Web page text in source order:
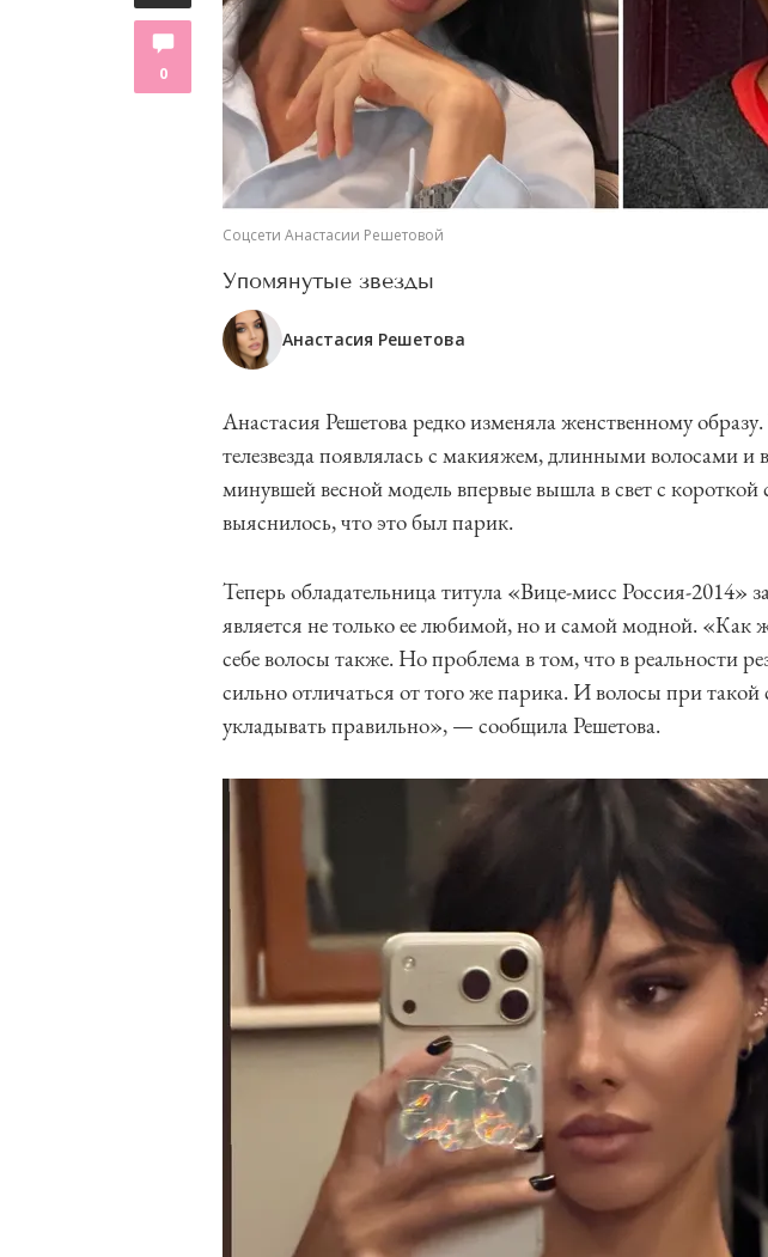
0
Соцсети Анастасии Решетовой
Упомянутые звезды
Анастасия Решетова
Анастасия Решетова редко изменяла женственному
телезвезда появлялась с макияжем, длинными волосами и
минувшей весной модель впервые вышла в свет с
выяснилось, что это был парик.
Теперь обладательница титула «Вице-мисс Россия-2014»
является не только ее любимой, но и самой модной. «Как
себе волосы также. Но проблема в том, что в реальности
сильно отличаться от того же парика. И волосы при такой
укладывать правильно», — сообщила Решетова.